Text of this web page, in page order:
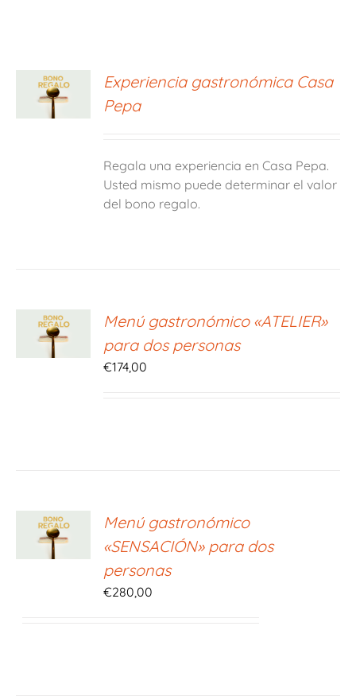
Experiencia gastronómica Casa
Pepa
Regala una experiencia en Casa Pepa.
Usted mismo puede determinar el valor
del bono regalo.
Menú gastronómico «ATELIER»
para dos personas
€174,00
Menú gastronómico
«SENSACIÓN» para dos
personas
€280,00